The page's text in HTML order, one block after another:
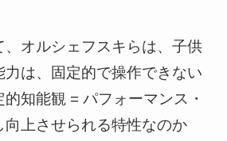
、オルシェフスキらは、子供
力は、固定的で操作できない
知能観 = パフォーマンス・
向上させられる特性なのか